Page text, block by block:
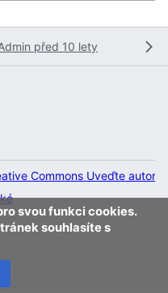
před 10 lety
svou funkci cookies.
souhlasíte s
Commons Uveďte